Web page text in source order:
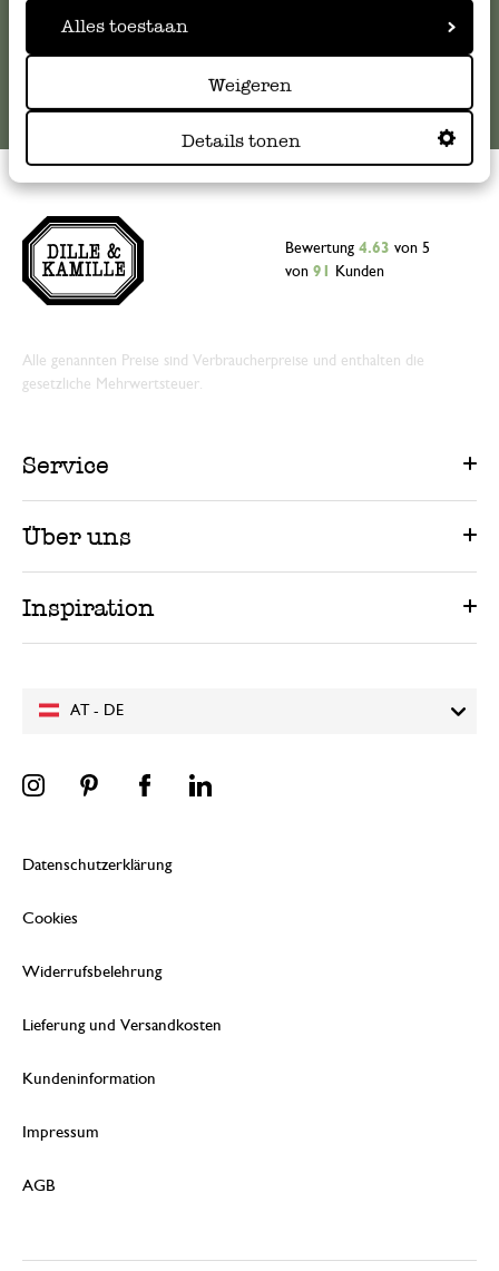
Alles toestaan
Weigeren
Details tonen
Online-Kundenservice
AT - DE
Bewertung 4.63 von 5
von 91 Kunden
Alle genannten Preise sind Verbraucherpreise und enthalten die
gesetzliche Mehrwertsteuer.
Service
Über uns
Inspiration
Datenschutzerklärung
Cookies
Widerrufsbelehrung
Lieferung und Versandkosten
Kundeninformation
Impressum
AGB